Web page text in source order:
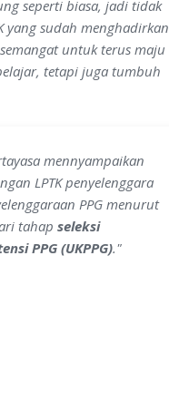
seperti biasa, jadi tidak
yang sudah menghadirkan
untuk terus maju
tetapi juga tumbuh
mennyampaikan
LPTK penyelenggara
PPG menurut
tahap seleksi
PPG (UKPPG)."